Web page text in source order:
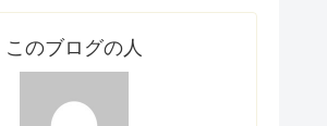
このブログの人